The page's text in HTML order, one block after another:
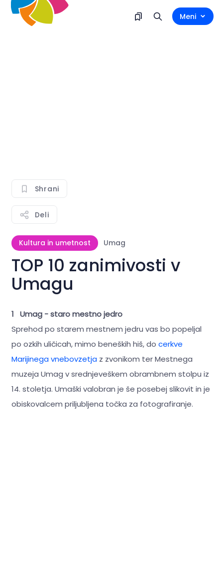
Meni
Shrani
Deli
Kultura in umetnost Umag
TOP 10 zanimivosti v
Umagu
1 Umag - staro mestno jedro
Sprehod po starem mestnem jedru vas bo popeljal
po ozkih uličicah, mimo beneških hiš, do cerkve
Marijinega vnebovzetjaz zvonikom ter Mestnega
muzeja Umag v srednjeveškem obrambnem stolpu iz
14. stoletja. Umaški valobran je še posebej slikovit in je
obiskovalcem priljubljena točka za fotografiranje.